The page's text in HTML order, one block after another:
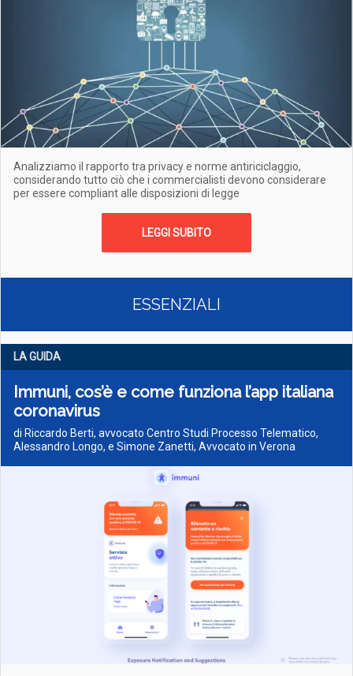
Analizziamo il rapporto tra privacy e norme antiriciclaggio,
considerando tutto ciò che i commercialisti devono considerare
per essere compliant alle disposizioni di legge
LEGGI SUBITO
ESSENZIALI
LA GUIDA
Immuni, cos’è e come funziona l’app italiana
coronavirus
di Riccardo Berti, avvocato Centro Studi Processo Telematico,
Alessandro Longo, e Simone Zanetti, Avvocato in Verona